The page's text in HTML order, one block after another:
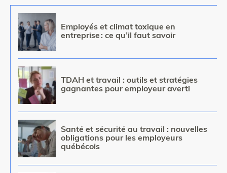
Image
Employés et climat toxique en
entreprise : ce qu’il faut savoir
Image
TDAH et travail : outils et stratégies
gagnantes pour employeur averti
Image
Santé et sécurité au travail : nouvelles
obligations pour les employeurs
québécois